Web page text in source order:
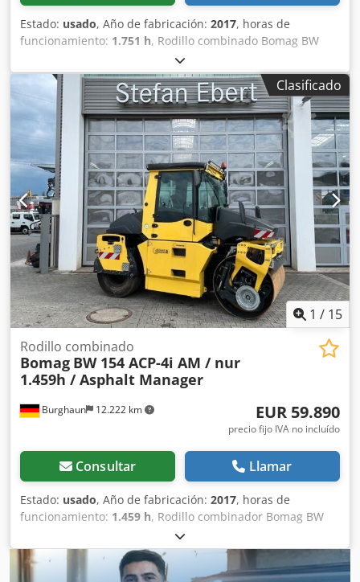
Estado: usado, Año de fabricación: 2017, horas de
funcionamiento: 1.751 h, Rodillo combinado Bomag BW
154 ACP-4i AM, año de fabricación: 2017, horas de
funcionamiento: solo 1.751 horas, motor: Kubota [55,4
kW/75 CV], sistema Asphalt Manager 2, cortadora de
asfalto a ambos lados, peso: 7.400 kg, tambor con
superficie lisa, buen estado, listo para su uso inmediato.
Cjdpfx Aozq Tztscajrf Si lo desea, le ofreceremos una
opción de arrendamiento o financiación. El Sr. Mihm (tel. )
estará encantado de atenderle. Para obtener más
información, visite nuestra página web. Salvo errores y
venta previa. Posibilidad de alquiler. = Más información =
Póngase en contacto con Tobias Ebert para obtener más
información.
Clasificado
1 / 15
Burghaun 12.222 km
Rodillo combinado
Bomag BW 154 ACP-4i AM / nur
1.459h / Asphalt Manager
EUR 59.890
precio fijo IVA no incluído
Consultar Llamar
Estado: usado, Año de fabricación: 2017, horas de
funcionamiento: 1.459 h, Rodillo combinador Bomag BW
154 ACP-4i AM, año de fabricación: 2017, horas de
funcionamiento: solo 1459 horas, motor: Kubota [55,4
kW/75 CV], Asphalt Manager 2, cortador de asfalto a la